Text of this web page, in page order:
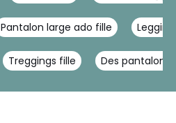
Pantalon large ado fille
Treggings fille Des pantalons